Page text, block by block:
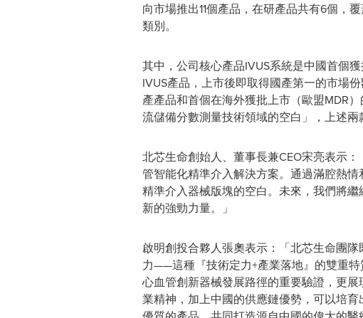
向市場推出11個產品，在研產品共有6個，
類別。
其中，公司核心產品IVUS系統是中國首個
IVUS產品，上市後即取得國產第一的市場
產產品和首個在海外獲批上市（歐盟MDR
流儲備分數測量技術領域的空白」，上述
北芯生命創始人、董事長兼CEO宋亮表示
管智能化精準介入解決方案。通過滿腔熱
精準介入器械版塊的空白。未來，我們將
新的強勁力量。」
啟明創投合夥人張奧表示：「北芯生命團
力——這種『技術定力+產業落地』的雙重
心血管創新器械發展路徑的重要驗證，更
業精神，加上中國的供應鏈優勢，可以培